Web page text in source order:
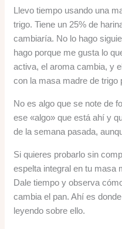
Llevo tiempo usando una
trigo. Tiene un 25% de
cambiaría. No lo hago
hago porque me gusta lo
activa, el aroma cambia, y
con la masa madre de trigo
No es algo que se note de
ese «algo» que está ahí y
de la semana pasada,
Si quieres probarlo sin
espelta integral en tu masa
Dale tiempo y observa
cambia el pan. Ahí es
leyendo sobre ello.